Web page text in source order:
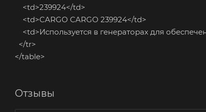
<td>239924</td>
<td>CARGO CARGO 239924</td>
<td>Используется в генераторах для
</tr>
</table>
Отзывы